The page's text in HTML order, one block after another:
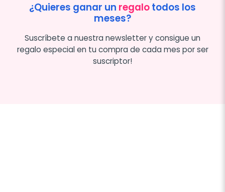
¿Quieres ganar un regalotodos los
meses?
Suscríbete a nuestra newsletter y consigue un
regalo especial en tu compra de cada mes por ser
suscriptor!